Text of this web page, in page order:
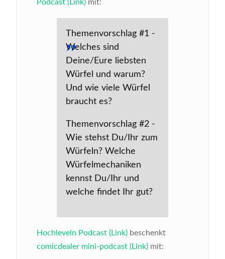
Podcast (Link) mit:
Themenvorschlag #1 -
Welches sind
Deine/Eure liebsten
Würfel und warum?
Und wie viele Würfel
braucht es?
Themenvorschlag #2 -
Wie stehst Du/Ihr zum
Würfeln? Welche
Würfelmechaniken
kennst Du/Ihr und
welche findet Ihr gut?
Hochleveln Podcast (Link) beschenkt
comicdealer mini-podcast (Link) mit: